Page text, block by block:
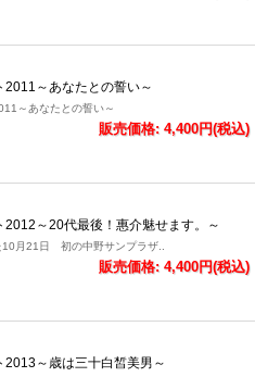
2011～あなたとの誓い～
～あなたとの誓い～
販売価格: 4,400円(税込)
2012～20代最後！惠介魅せます。～
月21日 初の中野サンプラザ..
販売価格: 4,400円(税込)
2013～歳は三十白皙美男～